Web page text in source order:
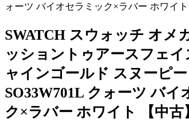
ォーツ バイオセラミック×ラバー ホワイト
SWATCH スウォッチ オメ
ッショントゥアースフェイ
ャインゴールド スヌーピー
SO33W701L クォーツ バイ
ク×ラバー ホワイト 【中古